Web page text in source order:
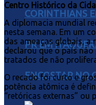
CORINTHIANS
PR EM
ENCOSTAR NO
Centro Histórico da
A diplomacia mundial
nesta semana. Em um
das ameaças globais, a
declarou que o país
tratados de não
O recado foi curto e
potência atômica é
“retóricas externas” ou